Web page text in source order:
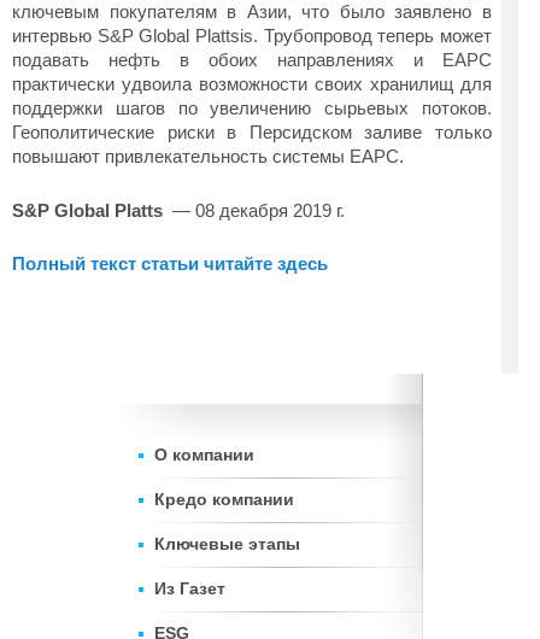
ключевым покупателям в Азии, что было заявлено в
интервью S&P Global Plattsis. Трубопровод теперь может
подавать нефть в обоих направлениях и EAPC
практически удвоила возможности своих хранилищ для
поддержки шагов по увеличению сырьевых потоков.
Геополитические риски в Персидском заливе только
повышают привлекательность системы EAPC.
S&P Global Platts — 08 декабря 2019 г.
Полный текст статьи читайте здесь
О компании
Кредо компании
Ключевые этапы
Из Газет
ESG